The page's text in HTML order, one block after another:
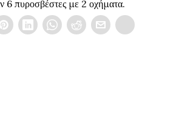
6 πυροσβέστες με 2 οχήματα.